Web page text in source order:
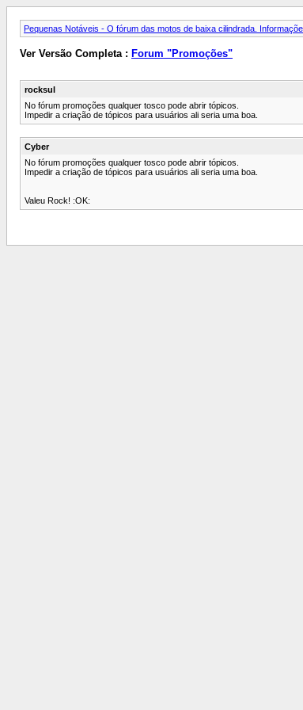
Pequenas Notáveis - O fórum das motos de baixa cilindrada.
Ver Versão Completa : Forum "Promoções"
rocksul
No fórum promoções qualquer tosco pode abrir tópicos.
Impedir a criação de tópicos para usuários ali seria uma boa.
Cyber
No fórum promoções qualquer tosco pode abrir tópicos.
Impedir a criação de tópicos para usuários ali seria uma boa.
Valeu Rock! :OK: